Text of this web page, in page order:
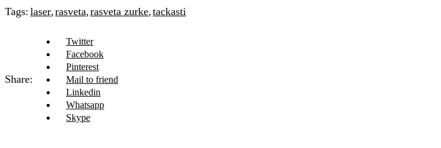
Tags: laser,rasveta,rasveta zurke,tackasti
Share:
Twitter
Facebook
Pinterest
Mail to friend
Linkedin
Whatsapp
Skype